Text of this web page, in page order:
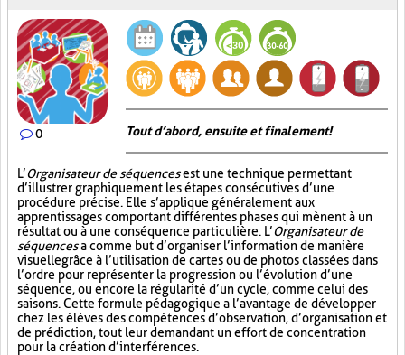
0 Tout d’abord, ensuite et finalement!
L’Organisateur de séquencesest une technique permettant
d’illustrer graphiquement les étapes consécutives d’une
procédure précise. Elle s’applique généralement aux
apprentissages comportant différentes phases qui mènent à un
résultat ou à une conséquence particulière. L’Organisateur de
séquencesa comme but d’organiser l’information de manière
visuellegrâce à l’utilisation de cartes ou de photos classées dans
l’ordre pour représenter la progression ou l’évolution d’une
séquence, ou encore la régularité d’un cycle, comme celui des
saisons. Cette formule pédagogique a l’avantage de développer
chez les élèves des compétences d’observation, d’organisation et
de prédiction, tout leur demandant un effort de concentration
pour la création d’interférences.